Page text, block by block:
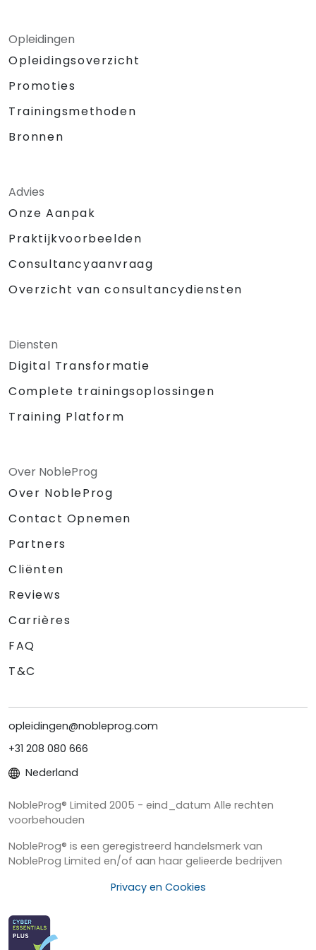
Opleidingen
Opleidingsoverzicht
Promoties
Trainingsmethoden
Bronnen
Advies
Onze Aanpak
Praktijkvoorbeelden
Consultancyaanvraag
Overzicht van consultancydiensten
Diensten
Digital Transformatie
Complete trainingsoplossingen
Training Platform
Over NobleProg
Over NobleProg
Contact Opnemen
Partners
Cliënten
Reviews
Carrières
FAQ
T&C
opleidingen@nobleprog.com
+31 208 080 666
Nederland
NobleProg® Limited 2005 - eind_datum Alle rechten
voorbehouden
NobleProg® is een geregistreerd handelsmerk van
NobleProg Limited en/of aan haar gelieerde bedrijven
Privacy en Cookies